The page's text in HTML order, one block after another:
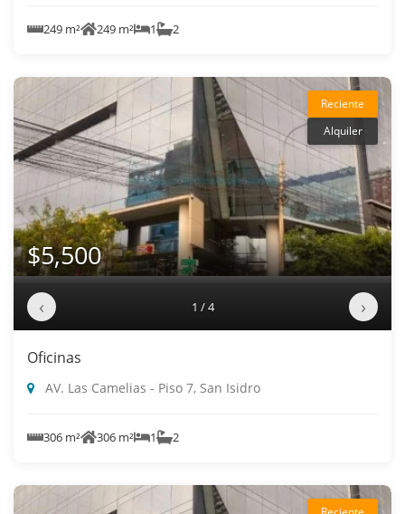
249 m² 249 m² 1 2
Reciente
Alquiler
$5,500
‹ 1 / 4 ›
Oficinas
AV. Las Camelias - Piso 7, San Isidro
306 m² 306 m² 1 2